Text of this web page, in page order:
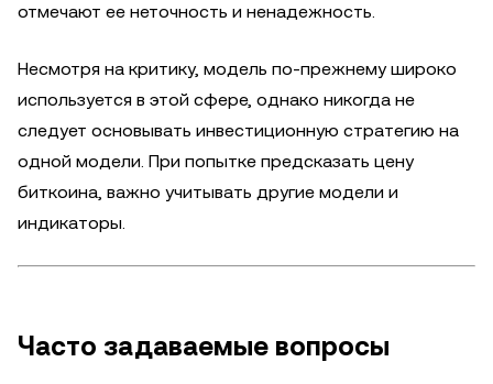
отмечают ее неточность и ненадежность.
Несмотря на критику, модель по-прежнему широко
используется в этой сфере, однако никогда не
следует основывать инвестиционную стратегию на
одной модели. При попытке предсказать цену
биткоина, важно учитывать другие модели и
индикаторы.
Часто задаваемые вопросы